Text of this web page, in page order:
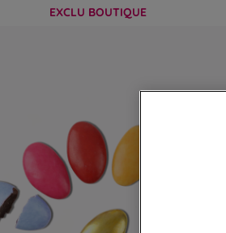
EXCLU BOUTIQUE